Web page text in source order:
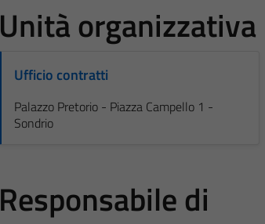
Unità organizzativa
Ufficio contratti
Palazzo Pretorio - Piazza Campello 1 -
Sondrio
Responsabile di